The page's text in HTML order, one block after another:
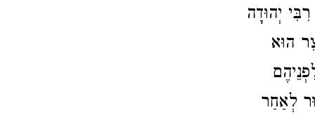
רִבִּי יְהוּדָה
הוּא
לְאַחַר